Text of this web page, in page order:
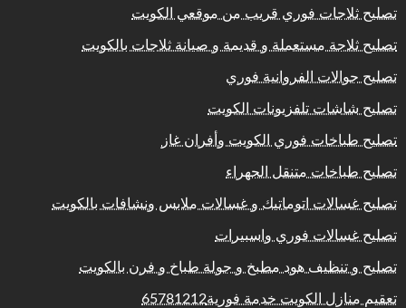
تصليح ثلاجات فوري قريب من موقعي الكويت
تصليح ثلاجة مستعملة و قديمة و صيانة ثلاجات بالكويت
تصليح جوالات الفروانية فوري
تصليح شاشات تلفزيونات الكويت
تصليح طباخات فوري الكويت وأفران غاز
تصليح طباخات متنقل الجهراء
تصليح غسالات اتوماتيك و غسالات ملابس ونشافات بالكويت
تصليح غسالات فوري واسبيرات
تصليح و تنظيف هود مطبخ و جولة طباخ و فرن بالكويت
تعقيم منازل الكويت خدمة فورية65781212